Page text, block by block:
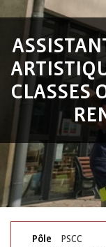
CLASSES
Pôle
PSCC